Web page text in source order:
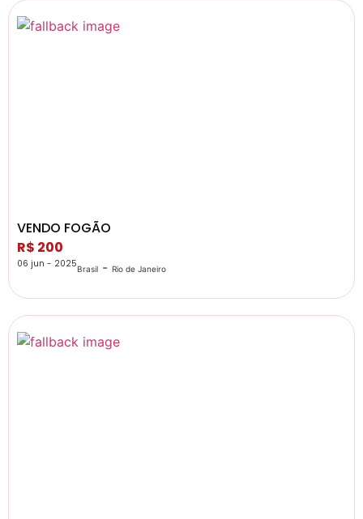
VENDO FOGÃO
R$ 200
06 jun - 2025Brasil - Rio de Janeiro